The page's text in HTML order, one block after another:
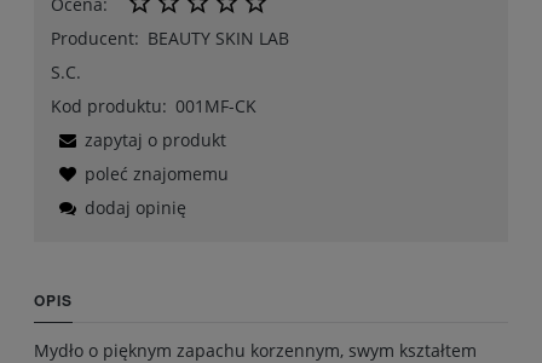
Producent: BEAUTY SKIN LAB
S.C.
Kod produktu: 001MF-CK
zapytaj o produkt
poleć znajomemu
dodaj opinię
OPIS
Mydło o pięknym zapachu korzennym, swym kształtem